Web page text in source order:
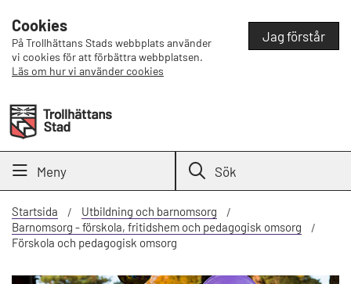
Cookies
På Trollhättans Stads webbplats använder
vi cookies för att förbättra webbplatsen.
Läs om hur vi använder cookies
Jag förstår
Meny Sök
Startsida
Utbildning och barnomsorg
Barnomsorg - förskola, fritidshem och pedagogisk omsorg
Förskola och pedagogisk omsorg